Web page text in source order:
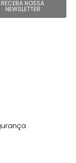
RECEBA NOSSA
NEWSLETTER